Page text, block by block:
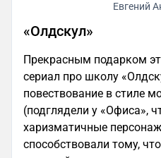
Евгений
«Олдскул»
Прекрасным подарком
сериал про школу
повествование в стиле
(подглядели у «Офиса»,
харизматичные
способствовали тому,